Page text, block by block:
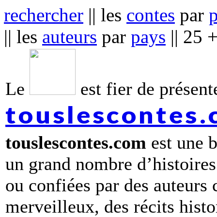
rechercher || les contes par
|| les auteurs par pays || 25
Le est fier de
touslescontes.com est une
un grand nombre
ou confiées par des
merveilleux, des récits